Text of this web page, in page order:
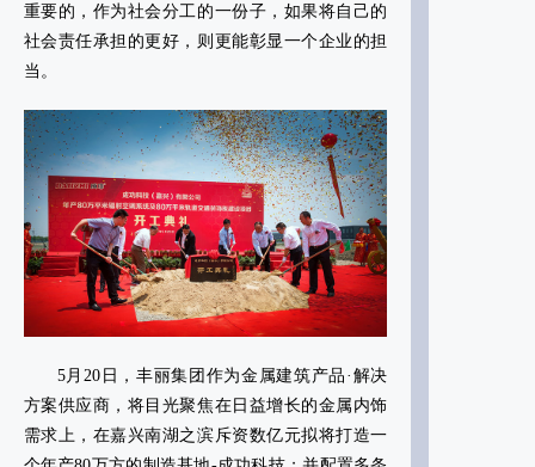
重要的，作为社会分工的一份子，如果将自己的
社会责任承担的更好，则更能彰显一个企业的担
当。
5月20日，丰丽集团作为金属建筑产品·解决
方案供应商，将目光聚焦在日益增长的金属内饰
需求上，在嘉兴南湖之滨斥资数亿元拟将打造一